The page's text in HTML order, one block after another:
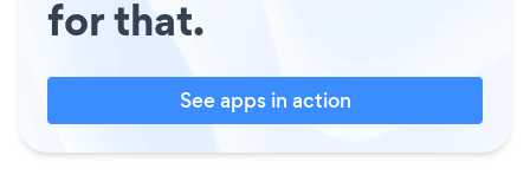
for that.
See apps in action